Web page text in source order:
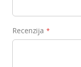
Recenzija